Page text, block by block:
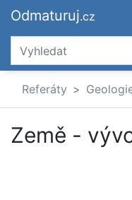
Odmaturuj.cz
Referáty
Země -